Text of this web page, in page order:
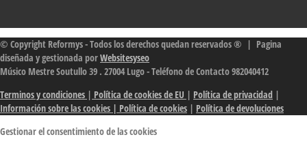
© Copyright Reformys - Todos los derechos quedan reservados ® | Pagina
diseñada y gestionada porWebsitesyseo
Músico Mestre Soutullo 39 . 27004 Lugo - Teléfono de Contacto 982040412
Terminos y condiciones | Política de cookies de EU | Política de privacidad |
Información sobre las cookies | Política de cookies | Política de devoluciones
Gestionar el consentimiento de las cookies